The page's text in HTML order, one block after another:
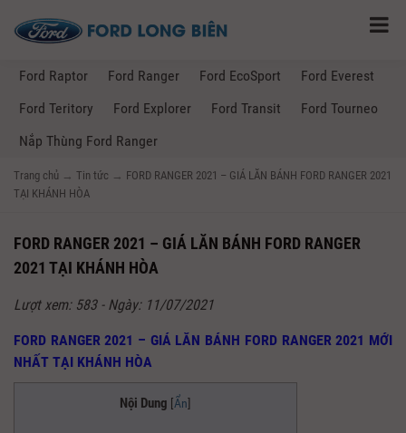
Ford Raptor Ford Ranger Ford EcoSport
Ford Everest
Ford Teritory
Ford Explorer Ford Transit
Ford Tourneo
Nắp Thùng Ford Ranger
Trang chủ → Tin tức → FORD RANGER 2021 – GIÁ LĂN BÁNH FORD RANGER 2021
TẠI KHÁNH HÒA
FORD RANGER 2021 – GIÁ LĂN BÁNH FORD RANGER
2021 TẠI KHÁNH HÒA
Lượt xem: 583 - Ngày: 11/07/2021
FORD RANGER 2021 – GIÁ LĂN BÁNH FORD RANGER 2021 MỚI
NHẤT TẠI KHÁNH HÒA
Nội Dung [Ẩn]